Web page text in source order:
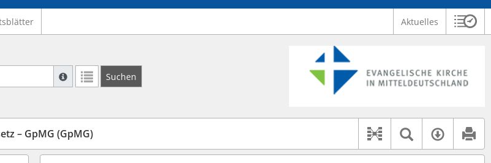
Aktuelles
Suche mit Platzhalter "*", Bsp. Pfarrer*, findet auch: "Pfarrerinitiative" oder "Pfarrerausschuss".
Suchen
Logo Ev. Kirche in Mitteldeutschland
– GpMG (GpMG)
Dokument-
Textsuche